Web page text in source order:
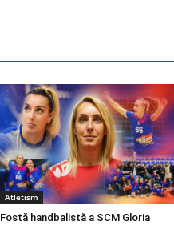
Atletism
Fostă handbalistă a SCM Gloria